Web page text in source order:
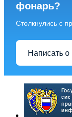
фонарь?
Столкнулись с
Написать